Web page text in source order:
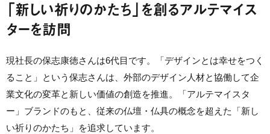
「新しい祈りのかたち」を創るアルテマイス
ターを訪問
現社長の保志康徳さんは6代目です。「デザインとは幸せをつく
ること」という保志さんは、外部のデザイン人材と協働して企
業文化の変革と新しい価値の創造を推進。「アルテマイスタ
ー」ブランドのもと、従来の仏壇・仏具の概念を超えた「新し
い祈りのかたち」を追求しています。